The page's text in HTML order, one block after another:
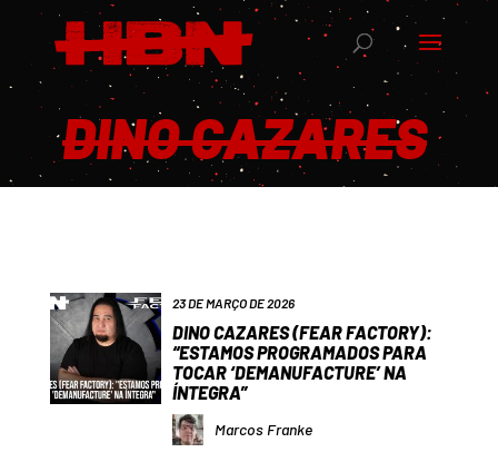
DINO CAZARES
23 DE MARÇO DE 2026
DINO CAZARES (FEAR FACTORY):
“ESTAMOS PROGRAMADOS PARA
TOCAR ‘DEMANUFACTURE’ NA
ÍNTEGRA”
Marcos Franke